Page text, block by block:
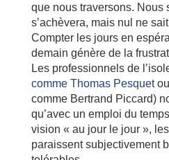
que nous traversons. Nous
s’achèvera, mais nul ne
Compter les jours en
demain génère de la
Les professionnels de
comme Thomas Pesquetou
comme Bertrand Piccard)
qu’avec un emploi du
vision « au jour le jour »,
paraissent subjectivement